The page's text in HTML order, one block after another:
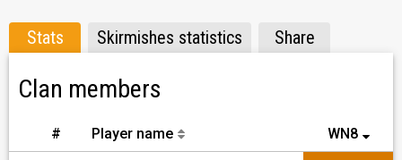
Stats Skirmishes statistics Share
Clan members
# Player name WN8